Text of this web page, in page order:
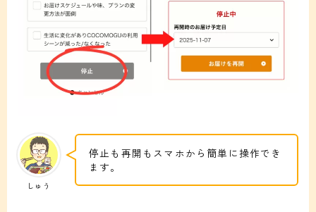
しゅう
停止も再開もスマホから簡単に操作でき
ます。